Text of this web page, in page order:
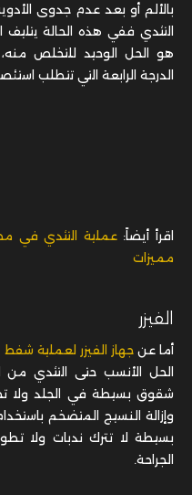
التثدي ففي هذه الحالة
هو الحل الوحيد للتخلص
الدرجة الرابعة التي تتطلب
اقرأ أيضاً:
مميزات
الفيزر
أما عنجهاز الفيزر لعملية
الحل الأنسب حتى التثدي من
شقوق بسيطة في الجلد ولا
وإزالة النسيج المتضخم
بسيطة لا تترك ندبات ولا
الجراحة.